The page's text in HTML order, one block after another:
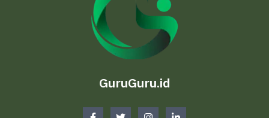
GuruGuru.id